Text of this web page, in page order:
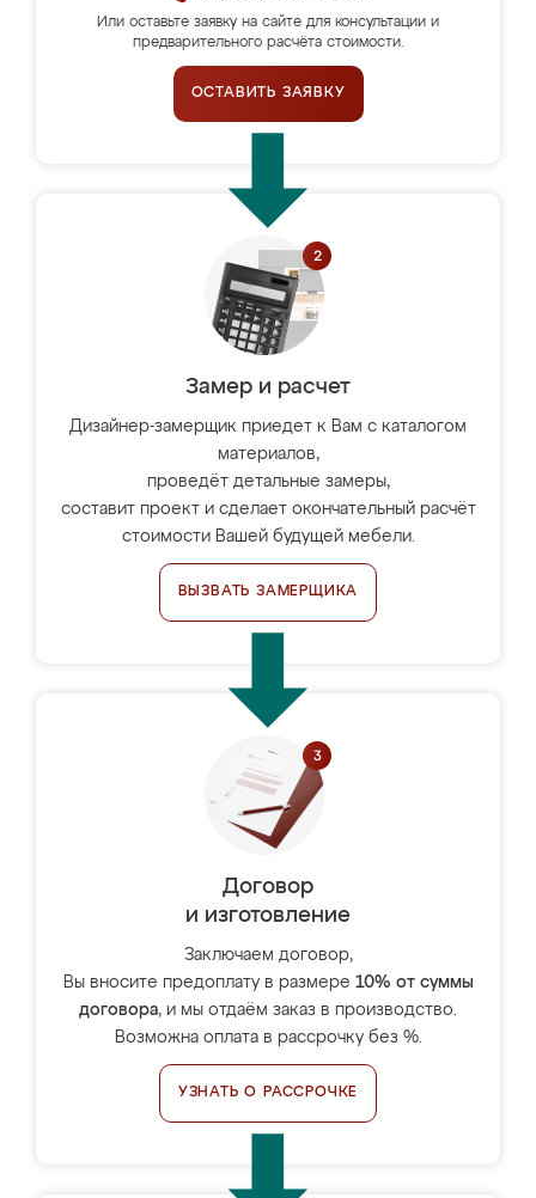
Или оставьте заявку на сайте для консультации и
предварительного расчёта стоимости.
ОСТАВИТЬ ЗАЯВКУ
Замер и расчет
Дизайнер-замерщик приедет к Вам с каталогом
материалов,
проведёт детальные замеры,
составит проект и сделает окончательный расчёт
стоимости Вашей будущей мебели.
ВЫЗВАТЬ ЗАМЕРЩИКА
Договор
и изготовление
Заключаем договор,
Вы вносите предоплату в размере 10% от суммы
договора, и мы отдаём заказ в производство.
Возможна оплата в рассрочку без %.
УЗНАТЬ О РАССРОЧКЕ